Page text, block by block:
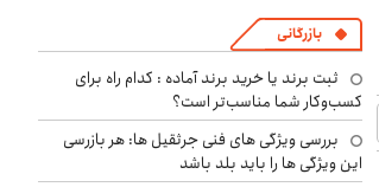
بازرگانی
ثبت برند یا خرید برند آماده : کدام راه برای
کسب‌وکار شما مناسب‌تر است؟
بررسی ویژگی های فنی جرثقیل ها: هر بازرسی
این ویژگی ها را باید بلد باشد